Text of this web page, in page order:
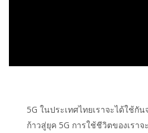
5G ในประเทศไทยเราจะได้ใช้กัน
ก้าวสู่ยุค 5G การใช้ชีวิตของเราจ